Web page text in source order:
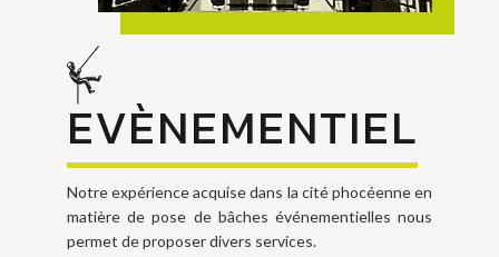
EVÈNEMENTIEL
Notre expérience acquise dans la cité phocéenne en
matière de pose de bâches événementielles nous
permet de proposer divers services.